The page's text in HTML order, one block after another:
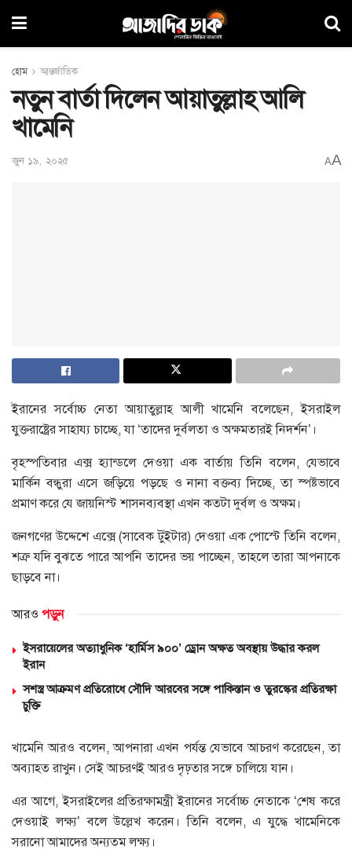
হোম আন্তর্জাতিক
নতুন বার্তা দিলেন আয়াতুল্লাহ আলি
খামেনি
জুন ১৯, ২০২৫ AA
ইরানের সর্বোচ্চ নেতা আয়াতুল্লাহ আলী খামেনি বলেছেন, ইসরাইল
যুক্তরাষ্ট্রের সাহায্য চাচ্ছে, যা ‘তাদের দুর্বলতা ও অক্ষমতারই নিদর্শন’।
বৃহস্পতিবার এক্স হ্যান্ডলে দেওয়া এক বার্তায় তিনি বলেন, যেভাবে
মার্কিন বন্ধুরা এসে জড়িয়ে পড়ছে ও নানা বক্তব্য দিচ্ছে, তা স্পষ্টভাবে
প্রমাণ করে যে জায়নিস্ট শাসনব্যবস্থা এখন কতটা দুর্বল ও অক্ষম।
জনগণের উদ্দেশে এক্সে (সাবেক টুইটার) দেওয়া এক পোস্টে তিনি বলেন,
শত্রু যদি বুঝতে পারে আপনি তাদের ভয় পাচ্ছেন, তাহলে তারা আপনাকে
ছাড়বে না।
আরও পড়ুন
ইসরায়েলের অত্যাধুনিক ‘হার্মিস ৯০০’ ড্রোন অক্ষত অবস্থায় উদ্ধার করল
ইরান
সশস্ত্র আক্রমণ প্রতিরোধে সৌদি আরবের সঙ্গে পাকিস্তান ও তুরস্কের প্রতিরক্ষা
চুক্তি
খামেনি আরও বলেন, আপনারা এখন পর্যন্ত যেভাবে আচরণ করেছেন, তা
অব্যাহত রাখুন। সেই আচরণই আরও দৃঢ়তার সঙ্গে চালিয়ে যান।
এর আগে, ইসরাইলের প্রতিরক্ষামন্ত্রী ইরানের সর্বোচ্চ নেতাকে ‘শেষ করে
দেওয়াই লক্ষ্য’ বলে উল্লেখ করেন। তিনি বলেন, এ যুদ্ধে খামেনিকে
সরানো আমাদের অন্যতম লক্ষ্য।